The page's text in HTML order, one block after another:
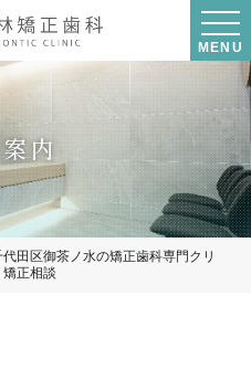
MENU
内
田区御茶ノ水の矯正歯科専門クリ
矯正相談